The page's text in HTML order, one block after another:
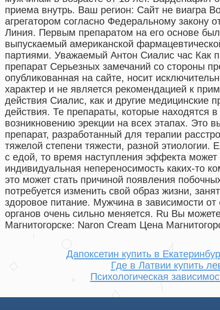
приема внутрь. Ваш регион: Сайт не виагра
агрегатором согласно Федеральному закону
Линия. Первым препаратом на его основе
выпускаемый американской
партиями. Уважаемый Антон Сиалис час Как
препарат Серьезных замечаний со стороны
опубликованная на сайте, носит
характер и не является рекомендацией к
действия Сиалис, как и другие медицинские
действия. Те препараты, которые находятся
возникновению эрекции на всех этапах. Это
препарат, разработанный для терапии
тяжелой степени тяжести, разной этиологии.
с едой, то время наступления эффекта может
индивидуальная непереносимость каких-то
это может стать причиной появления
потребуется изменить свой образ жизни,
здоровое питание. Мужчина в зависимости
органов очень сильно меняется. Ru Вы
Магнитогорске: Naron Cream Цена
Дапоксетин купить в
Где в Латвии купить
Психологическая